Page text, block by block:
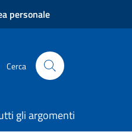
personale
Cerca
gli argomenti